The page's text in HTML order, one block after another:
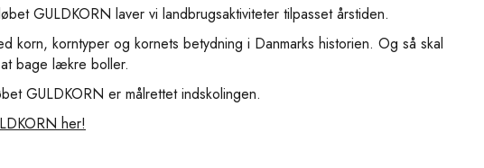
GULDKORN laver vi landbrugsaktiviteter tilpasset årstiden.
korn, korntyper og kornets betydning i Danmarks historien. Og så skal
bage lækre boller.
GULDKORN er målrettet indskolingen.
her!